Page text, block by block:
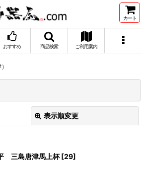
カート
おすすめ 商品検索 ご利用案内
表示順変更
三島唐津馬上杯 [29]